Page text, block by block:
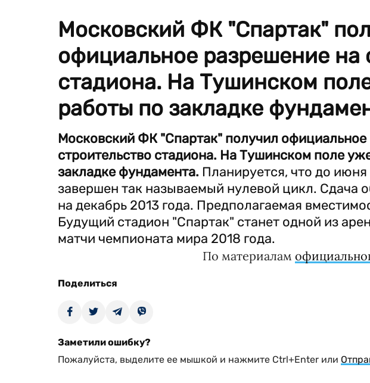
Московский ФК "Спартак"
официальное разрешение на
стадиона. На Тушинском
работы по закладке
Московский ФК "Спартак" получил официальное
строительство стадиона. На Тушинском поле
закладке фундамента. Планируется, что до
завершен так называемый нулевой цикл. Сдача
на декабрь 2013 года. Предполагаемая
Будущий стадион "Спартак" станет одной из
матчи чемпионата мира 2018 года.
По материалам
Поделиться
Заметили ошибку?
Пожалуйста, выделите ее мышкой и нажмите Ctrl+Enter или